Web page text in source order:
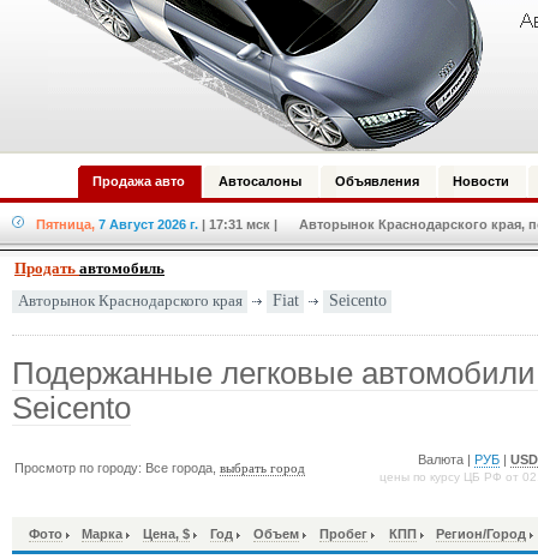
Продажа авто Автосалоны Объявления Новости
Пятница, 7 Август 2026 г. | 17:31 мск | Авторынок Краснодарского края,
Продать автомобиль
Авторынок Краснодарского края
Fiat Seicento
Подержанные легковые
Seicento
Просмотр по городу: Все города,выбрать город
Валюта | РУБ |USD
цены по курсу ЦБ РФ от
Фото Марка Цена, $ Год Объем Пробег КПП Регион/Город